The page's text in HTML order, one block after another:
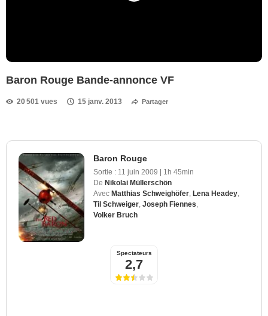
Baron Rouge Bande-annonce VF
20 501 vues 15 janv. 2013 Partager
Baron Rouge
Sortie : 11 juin 2009 | 1h 45min
De Nikolai Müllerschön
Avec Matthias Schweighöfer Lena Headey
Til Schweiger Joseph Fiennes
Volker Bruch
Spectateurs
2,7